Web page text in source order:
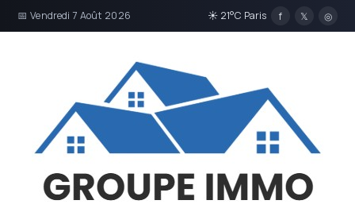
📅 Vendredi 7 Août 2026 ☀ 21°C Paris f 𝕏 ◎